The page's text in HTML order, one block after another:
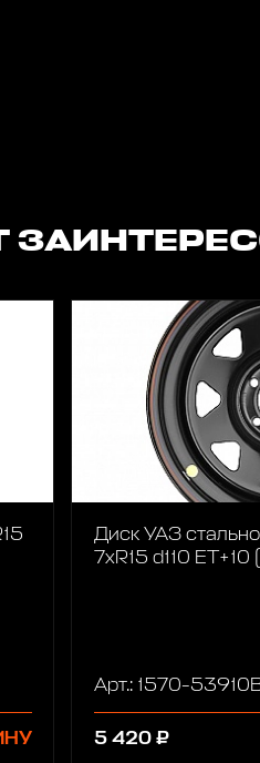
Диск УАЗ
7xR15 d110 ET+10
Арт.: 1570-
5 420 ₽